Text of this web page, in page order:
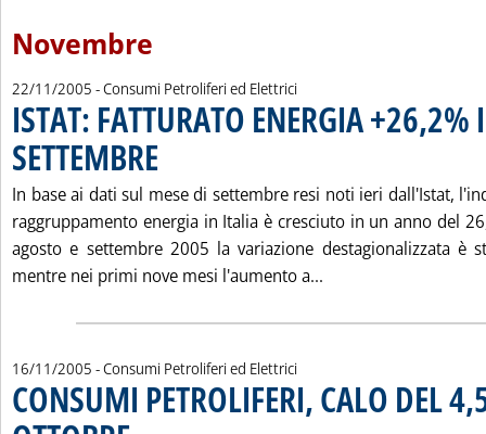
Novembre
22/11/2005 - Consumi Petroliferi ed Elettrici
ISTAT: FATTURATO ENERGIA +26,2%
SETTEMBRE
In base ai dati sul mese di settembre resi noti ieri dall'Istat,
raggruppamento energia in Italia è cresciuto in un anno del
agosto e settembre 2005 la variazione destagionalizzata è
mentre nei primi nove mesi l'aumento a...
16/11/2005 - Consumi Petroliferi ed Elettrici
CONSUMI PETROLIFERI, CALO DEL